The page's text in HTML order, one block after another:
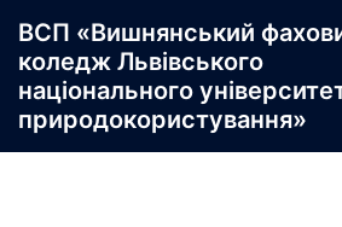
до
вмісту
ВСП «Вишнянський
коледж Львівського
національного
природокористування»